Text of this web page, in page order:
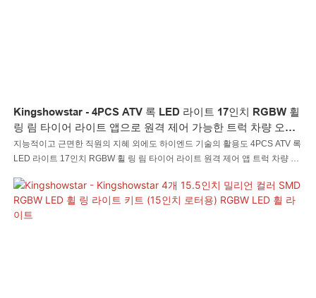
Kingshowstar - 4PCS ATV 록 LED 라이트 17인치 RGBW 휠
링 림 타이어 라이트 앱으로 원격 제어 가능한 트럭 차량 오프
로드 LED 휠 라이트 신제품
지능적이고 근면한 직원의 지혜 외에도 하이엔드 기술의 활용도 4PCS ATV 록
LED 라이트 17인치 RGBW 휠 링 림 타이어 라이트 원격 제어 앱 트럭 차량 오
명 시스템 분야를 대상으로 합니다.